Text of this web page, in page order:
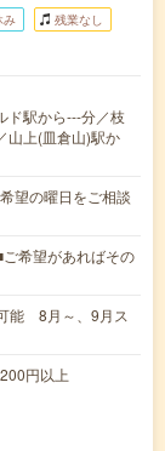
み 残業なし
ド駅から---分／枝
山上(皿倉山)駅か
望の曜日をご相談
希望があればその
能 8月～、9月ス
円以上